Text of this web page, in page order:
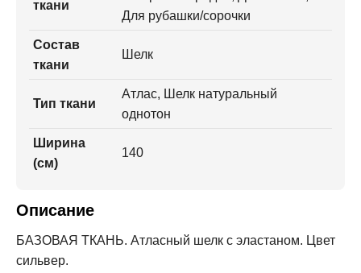
ткани
Для рубашки/сорочки
Состав
ткани
Шелк
Тип ткани
Атлас, Шелк натуральный
однотон
Ширина
(см)
140
Описание
БАЗОВАЯ ТКАНЬ. Атласный шелк с эластаном. Цвет
сильвер.